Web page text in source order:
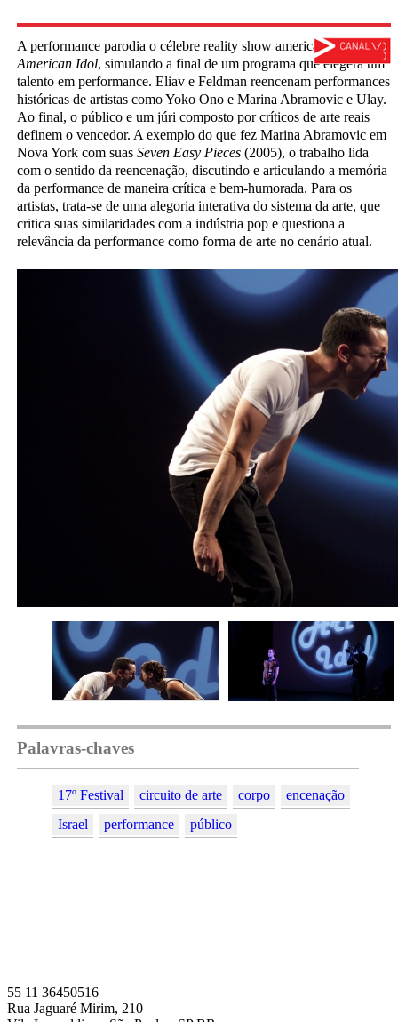
A performance parodia o célebre reality show americano
American Idol, simulando a final de um programa que elegerá um
talento em performance. Eliav e Feldman reencenam performances
históricas de artistas como Yoko Ono e Marina Abramovic e Ulay.
Ao final, o público e um júri composto por críticos de arte reais
definem o vencedor. A exemplo do que fez Marina Abramovic em
Nova York com suas Seven Easy Pieces (2005), o trabalho lida
com o sentido da reencenação, discutindo e articulando a memória
da performance de maneira crítica e bem‐humorada. Para os
artistas, trata‐se de uma alegoria interativa do sistema da arte, que
critica suas similaridades com a indústria pop e questiona a
relevância da performance como forma de arte no cenário atual.
Palavras-chaves
17º Festival circuito de arte corpo
encenação
Israel
performance público
55 11 36450516
Rua Jaguaré Mirim, 210